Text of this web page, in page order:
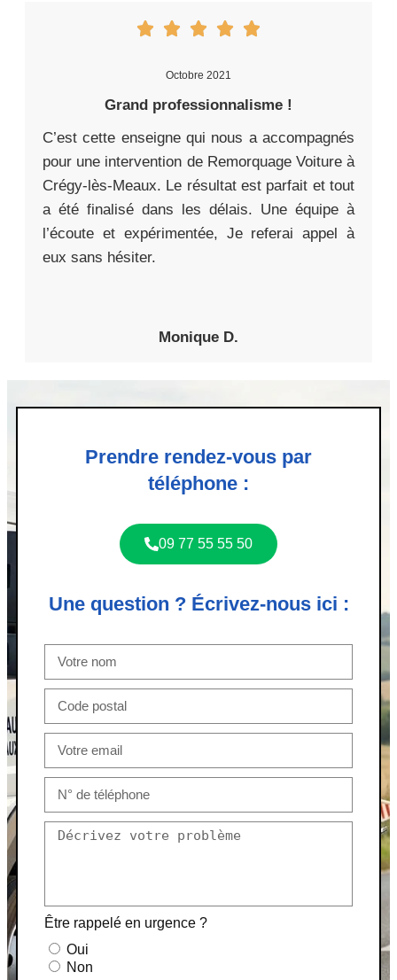
Octobre 2021
Grand professionnalisme !
C’est cette enseigne qui nous a accompagnés
pour une intervention de Remorquage Voiture à
Crégy-lès-Meaux. Le résultat est parfait et tout
a été finalisé dans les délais. Une équipe à
l’écoute et expérimentée, Je referai appel à
eux sans hésiter.
Monique D.
Prendre rendez-vous par
téléphone :
09 77 55 55 50
Une question ? Écrivez-nous ici :
Être rappelé en urgence ?
Oui
Non